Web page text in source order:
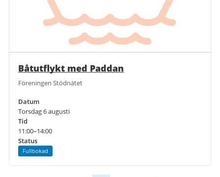
Båtutflykt med Paddan
Föreningen Stödnätet
Datum
Torsdag 6 augusti
Tid
11:00–14:00
Status
Fullbokad